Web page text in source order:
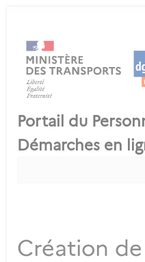
Création